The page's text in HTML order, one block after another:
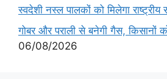
स्वदेशी नस्ल पालकों को मिलेगा राष्ट्रीय
गोबर और पराली से बनेगी गैस, किसानों
06/08/2026